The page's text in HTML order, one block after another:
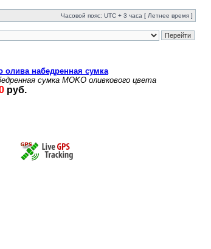
Часовой пояс: UTC + 3 часа [ Летнее время ]